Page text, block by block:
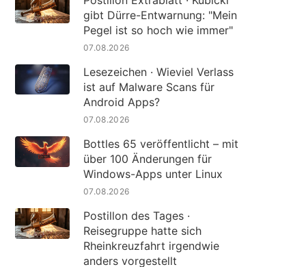
gibt Dürre-Entwarnung: "Mein
Pegel ist so hoch wie immer"
07.08.2026
Lesezeichen · Wieviel Verlass
ist auf Malware Scans für
Android Apps?
07.08.2026
Bottles 65 veröffentlicht – mit
über 100 Änderungen für
Windows-Apps unter Linux
07.08.2026
Postillon des Tages ·
Reisegruppe hatte sich
Rheinkreuzfahrt irgendwie
anders vorgestellt